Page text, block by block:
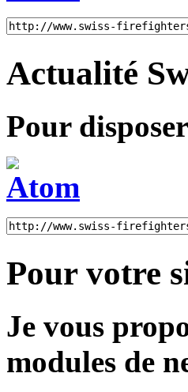
Actualité
Pour
Pour votre
Je vous
modules de